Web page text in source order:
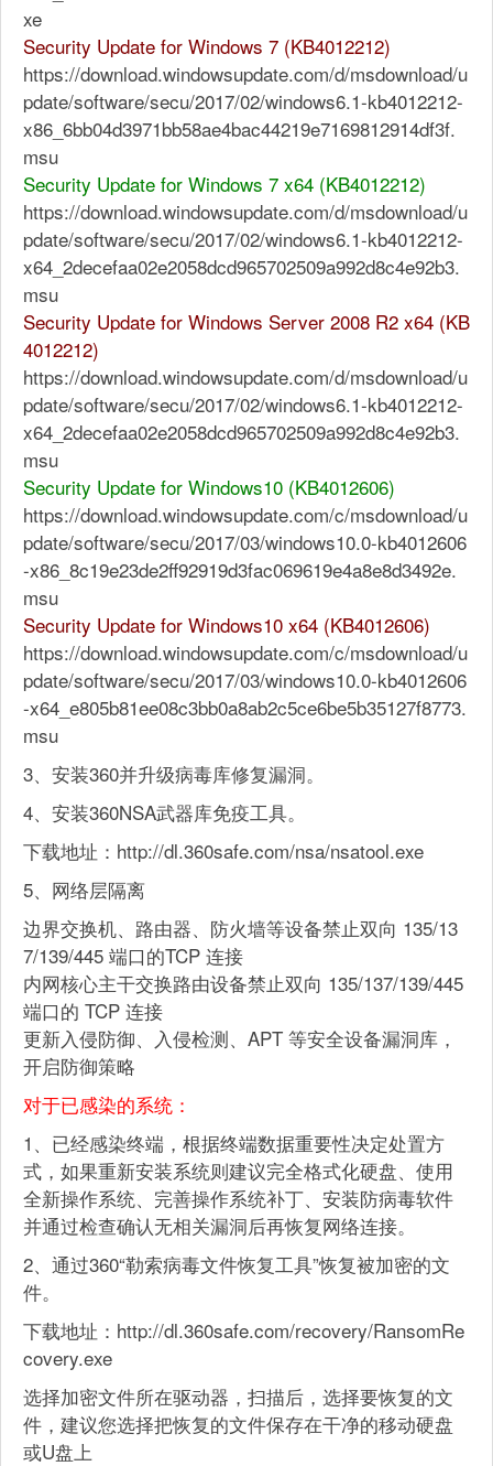
xe
Security Update for Windows 7 (KB4012212)
https://download.windowsupdate.com/d/msdownload/u
pdate/software/secu/2017/02/windows6.1-kb4012212-
x86_6bb04d3971bb58ae4bac44219e7169812914df3f.
msu
Security Update for Windows 7 x64 (KB4012212)
https://download.windowsupdate.com/d/msdownload/u
pdate/software/secu/2017/02/windows6.1-kb4012212-
x64_2decefaa02e2058dcd965702509a992d8c4e92b3.
msu
Security Update for Windows Server 2008 R2 x64 (KB
4012212)
https://download.windowsupdate.com/d/msdownload/u
pdate/software/secu/2017/02/windows6.1-kb4012212-
x64_2decefaa02e2058dcd965702509a992d8c4e92b3.
msu
Security Update for Windows10 (KB4012606)
https://download.windowsupdate.com/c/msdownload/u
pdate/software/secu/2017/03/windows10.0-kb4012606
-x86_8c19e23de2ff92919d3fac069619e4a8e8d3492e.
msu
Security Update for Windows10 x64 (KB4012606)
https://download.windowsupdate.com/c/msdownload/u
pdate/software/secu/2017/03/windows10.0-kb4012606
-x64_e805b81ee08c3bb0a8ab2c5ce6be5b35127f8773.
msu
3、安装360并升级病毒库修复漏洞。
4、安装360NSA武器库免疫工具。
下载地址：http://dl.360safe.com/nsa/nsatool.exe
5、网络层隔离
边界交换机、路由器、防火墙等设备禁止双向 135/13
7/139/445 端口的TCP 连接
内网核心主干交换路由设备禁止双向 135/137/139/445
端口的 TCP 连接
更新入侵防御、入侵检测、APT 等安全设备漏洞库，
开启防御策略
对于已感染的系统：
1、已经感染终端，根据终端数据重要性决定处置方
式，如果重新安装系统则建议完全格式化硬盘、使用
全新操作系统、完善操作系统补丁、安装防病毒软件
并通过检查确认无相关漏洞后再恢复网络连接。
2、通过360“勒索病毒文件恢复工具”恢复被加密的文
件。
下载地址：http://dl.360safe.com/recovery/RansomRe
covery.exe
选择加密文件所在驱动器，扫描后，选择要恢复的文
件，建议您选择把恢复的文件保存在干净的移动硬盘
或U盘上